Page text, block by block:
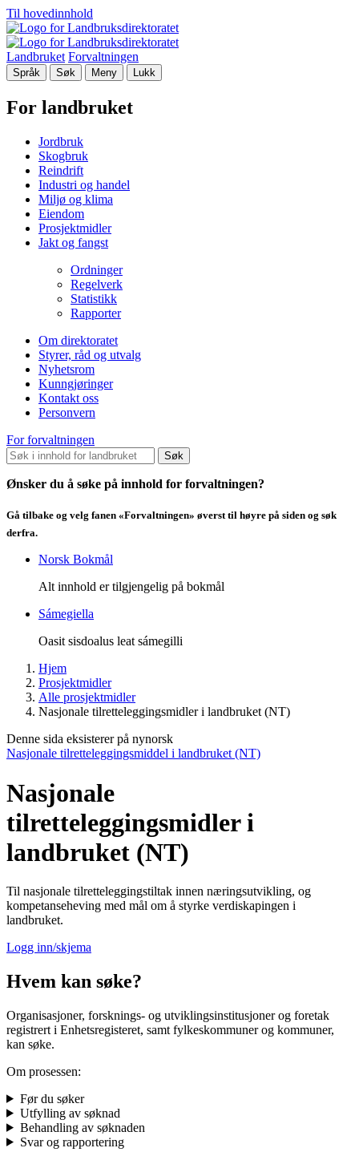
Til hovedinnhold
Landbruket Forvaltningen
Språk Søk Meny Lukk
For landbruket
Jordbruk
Skogbruk
Reindrift
Industri og handel
Miljø og klima
Eiendom
Prosjektmidler
Jakt og fangst
Ordninger
Regelverk
Statistikk
Rapporter
Om direktoratet
Styrer, råd og utvalg
Nyhetsrom
Kunngjøringer
Kontakt oss
Personvern
For forvaltningen
Søk
Ønsker du å søke på innhold for forvaltningen?
Gå tilbake og velg fanen «Forvaltningen» øverst til høyre på siden og søk
derfra.
Norsk Bokmål
Alt innhold er tilgjengelig på bokmål
Sámegiella
Oasit sisdoalus leat sámegilli
Hjem
Prosjektmidler
Alle prosjektmidler
Nasjonale tilretteleggingsmidler i landbruket (NT)
Denne sida eksisterer på nynorsk
Nasjonale tilretteleggingsmiddel i landbruket (NT)
Nasjonale
tilretteleggingsmidler i
landbruket (NT)
Til nasjonale tilretteleggingstiltak innen næringsutvikling, og
kompetanseheving med mål om å styrke verdiskapingen i
landbruket.
Logg inn/skjema
Hvem kan søke?
Organisasjoner, forsknings- og utviklingsinstitusjoner og foretak
registrert i Enhetsregisteret, samt fylkeskommuner og kommuner,
kan søke.
Om prosessen:
Før du søker
Utfylling av søknad
Behandling av søknaden
Svar og rapportering